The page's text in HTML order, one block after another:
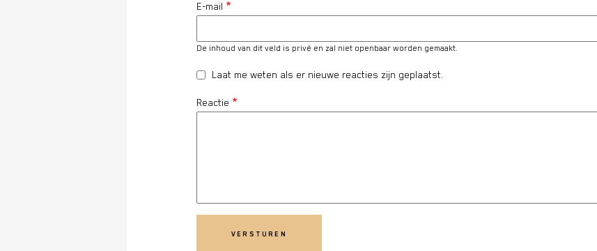
E-mail
De inhoud van dit veld is privé en zal niet openbaar worden gemaakt.
Laat me weten als er nieuwe reacties zijn geplaatst.
Reactie